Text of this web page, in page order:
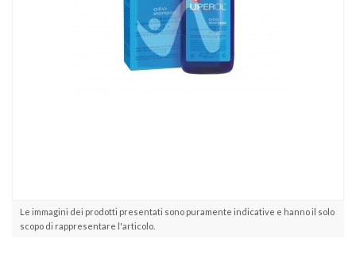
Le immagini dei prodotti presentati sono puramente indicative e hanno il solo
scopo di rappresentare l'articolo.